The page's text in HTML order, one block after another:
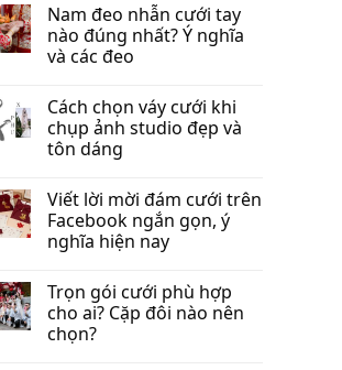
Nam đeo nhẫn cưới tay
nào đúng nhất​? Ý nghĩa
và các đeo
Cách chọn váy cưới khi
chụp ảnh studio đẹp và
tôn dáng
Viết lời mời đám cưới trên
Facebook​ ngắn gọn, ý
nghĩa hiện nay
Trọn gói cưới phù hợp
cho ai? Cặp đôi nào nên
chọn?